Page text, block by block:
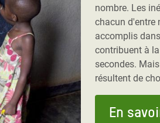
nombre. Les
chacun d'entre
accomplis
contribuent à
secondes.
résultent de
En